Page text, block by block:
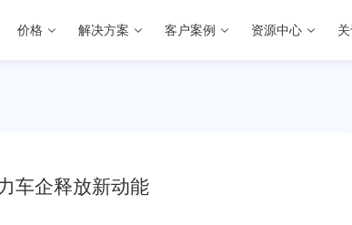
价格 解决方案 客户案例 资源中心
车企释放新动能